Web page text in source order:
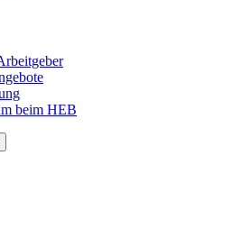
beim HEB